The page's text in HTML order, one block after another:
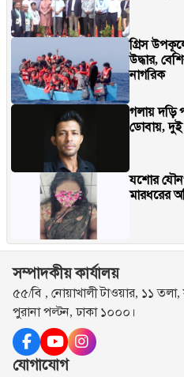
গ্রিস
উদ্ধার,
নাগরিক
গলায় দড়ি
ডোবায়,
যশোর
মারধরের
সম্পাদকীয় কার্যালয়
৫৫/বি , নোয়াখালী টাওয়ার, ১১
পুরানা পল্টন, ঢাকা ১০০০।
যোগাযোগ